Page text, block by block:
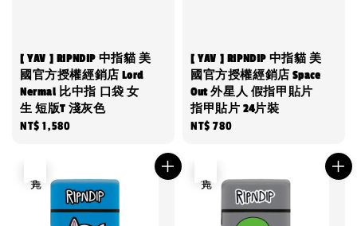
[ YAV ] RIPNDIP 中指貓 美
國官方授權經銷店 Lord
Nermal 比中指 口袋 女
生 短版T 淺灰色
Regular
NT$ 1,580
[ YAV ] RIPNDIP 中指貓 美
國官方授權經銷店 Space
Out 外星人 假指甲貼片
指甲貼片 24片裝
Regular
NT$ 780